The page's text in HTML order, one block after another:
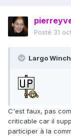
Posté 31
Largo
C'est faux, pas
criticable car il
participer à la